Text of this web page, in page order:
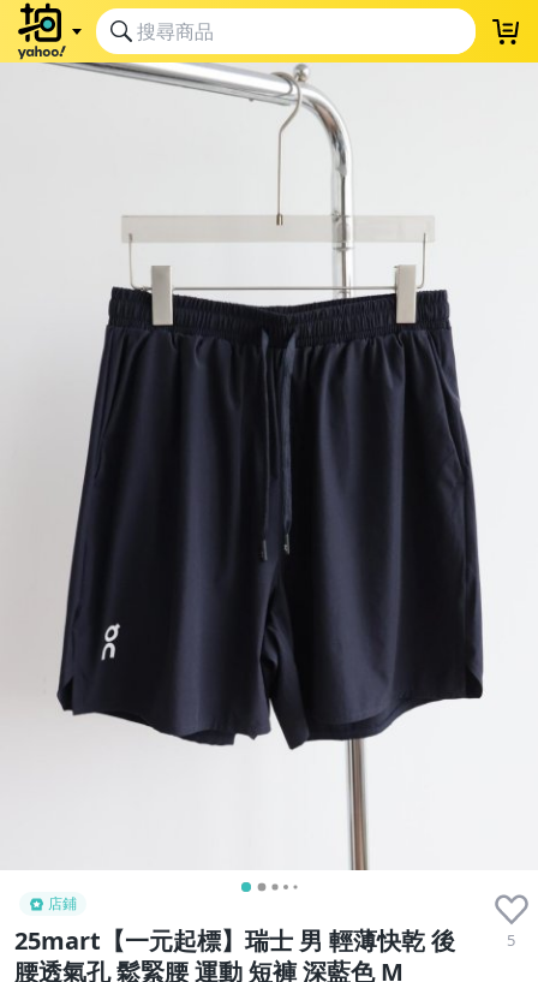
店鋪
25mart【一元起標】瑞士 男 輕薄快乾 後
腰透氣孔 鬆緊腰 運動 短褲 深藍色 M
5